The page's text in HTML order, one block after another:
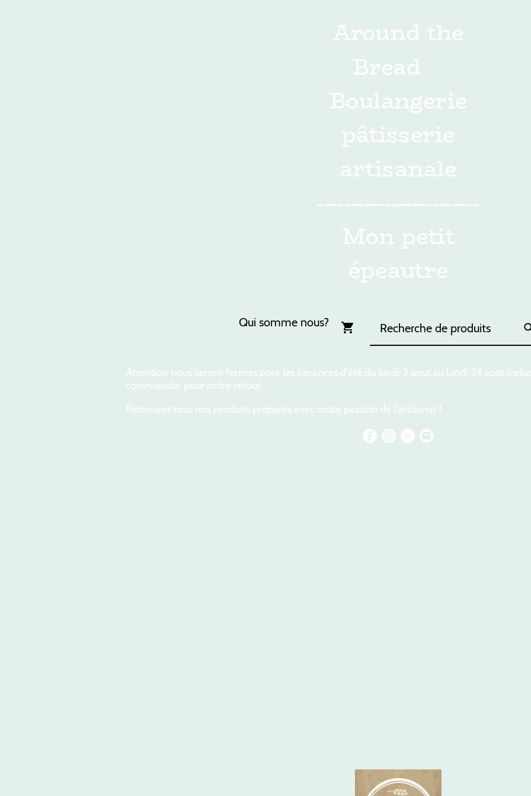
Around the
Bread
Boulangerie
pâtisserie
artisanale
------------------------
Mon petit
épeautre
Qui somme nous?
Attention nous serons fermés pour les vacances d'été du lundi 3 aout au lundi 24 aout
commander pour notre retour.
Retrouvez tous nos produits préparés avec notre passion de l'artisanat !